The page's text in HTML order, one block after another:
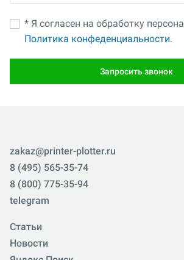
* Я согласен на обработку
Политика конфеденциальности.
Запросить звонок
zakaz@printer-plotter.ru
8 (495) 565-35-74
8 (800) 775-35-94
telegram
Статьи
Новости